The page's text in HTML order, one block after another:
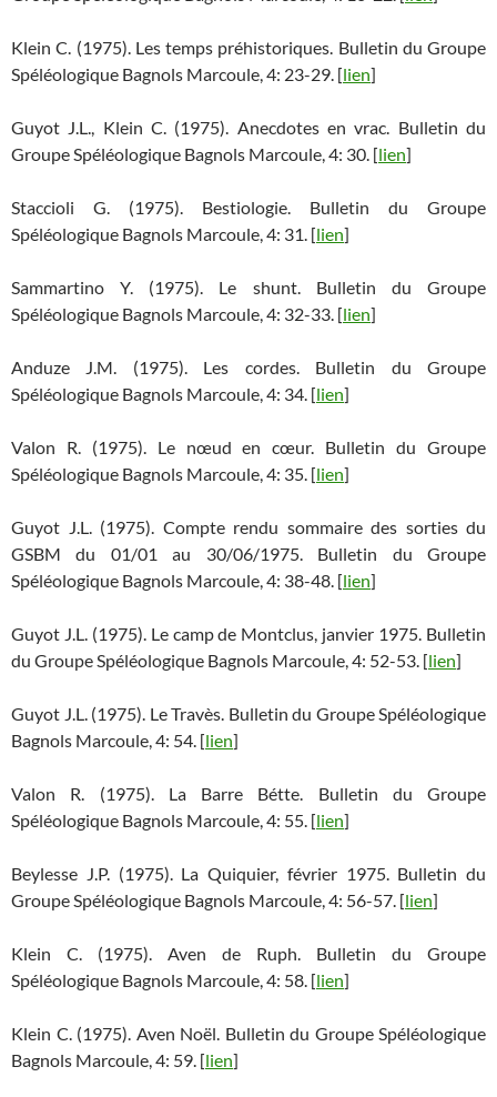
Klein C. (1975). Les temps préhistoriques. Bulletin du Groupe
Spéléologique Bagnols Marcoule, 4: 23-29. [lien]
Guyot J.L., Klein C. (1975). Anecdotes en vrac. Bulletin du
Groupe Spéléologique Bagnols Marcoule, 4: 30. [lien]
Staccioli G. (1975). Bestiologie. Bulletin du Groupe
Spéléologique Bagnols Marcoule, 4: 31. [lien]
Sammartino Y. (1975). Le shunt. Bulletin du Groupe
Spéléologique Bagnols Marcoule, 4: 32-33. [lien]
Anduze J.M. (1975). Les cordes. Bulletin du Groupe
Spéléologique Bagnols Marcoule, 4: 34. [lien]
Valon R. (1975). Le nœud en cœur. Bulletin du Groupe
Spéléologique Bagnols Marcoule, 4: 35. [lien]
Guyot J.L. (1975). Compte rendu sommaire des sorties du
GSBM du 01/01 au 30/06/1975. Bulletin du Groupe
Spéléologique Bagnols Marcoule, 4: 38-48. [lien]
Guyot J.L. (1975). Le camp de Montclus, janvier 1975. Bulletin
du Groupe Spéléologique Bagnols Marcoule, 4: 52-53. [lien]
Guyot J.L. (1975). Le Travès. Bulletin du Groupe Spéléologique
Bagnols Marcoule, 4: 54. [lien]
Valon R. (1975). La Barre Bétte. Bulletin du Groupe
Spéléologique Bagnols Marcoule, 4: 55. [lien]
Beylesse J.P. (1975). La Quiquier, février 1975. Bulletin du
Groupe Spéléologique Bagnols Marcoule, 4: 56-57. [lien]
Klein C. (1975). Aven de Ruph. Bulletin du Groupe
Spéléologique Bagnols Marcoule, 4: 58. [lien]
Klein C. (1975). Aven Noël. Bulletin du Groupe Spéléologique
Bagnols Marcoule, 4: 59. [lien]